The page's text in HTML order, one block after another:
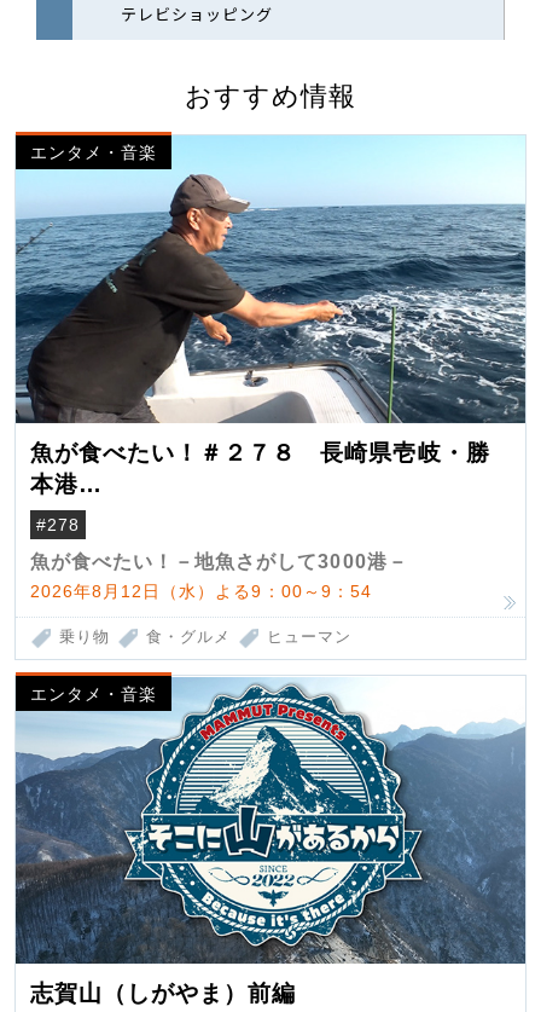
おすすめ情報
エンタメ・音楽
魚が食べたい！＃２７８ 長崎県壱岐・勝
本港
（クロマグロ）
#278
魚が食べたい！－地魚さがして3000港－
2026年8月12日（水）よる9：00～9：54
乗り物 食・グルメ ヒューマン
エンタメ・音楽
志賀山（しがやま）前編